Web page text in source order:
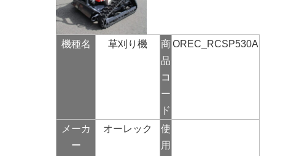
機種名 草刈り機
商
品
コ
ー
ド
OREC_RCSP530A
メーカ
ー
オーレック
使
用